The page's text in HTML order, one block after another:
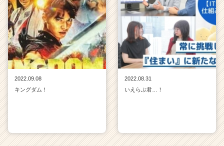
2022.09.08
キングダム！
2022.08.31
いえらぶ君…！